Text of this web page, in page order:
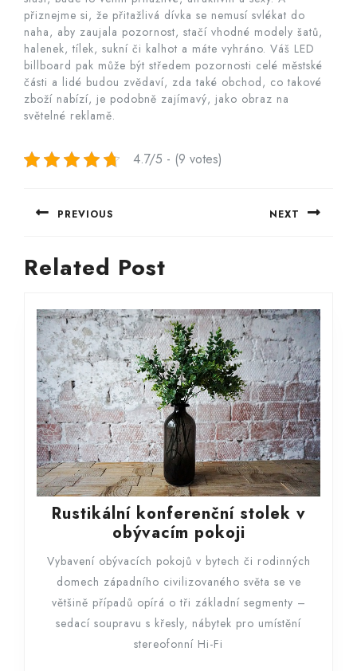
přiznejme si, že přitažlivá dívka se nemusí svlékat do
naha, aby zaujala pozornost, stačí vhodné modely šatů,
halenek, tílek, sukní či kalhot a máte vyhráno. Váš LED
billboard pak může být středem pozornosti celé městské
části a lidé budou zvědaví, zda také obchod, co takové
zboží nabízí, je podobně zajímavý, jako obraz na
světelné reklamě.
4.7/5 - (9 votes)
Navigace
pro
příspěvek
PREVIOUS
post:
NEXT
Related Post
Rustikální konferenční stolek v
obývacím pokoji
konferenční
stolek
v
obývacím
pokoji
Vybavení obývacích pokojů v bytech či rodinných
domech západního civilizovaného světa se ve
většině případů opírá o tři základní segmenty –
sedací soupravu s křesly, nábytek pro umístění
stereofonní Hi-Fi